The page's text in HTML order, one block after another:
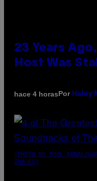
23 Years
Host Was
hace 4 horasPor Haley
(PHOTO BY POOL ARNAL/
IMAGES)